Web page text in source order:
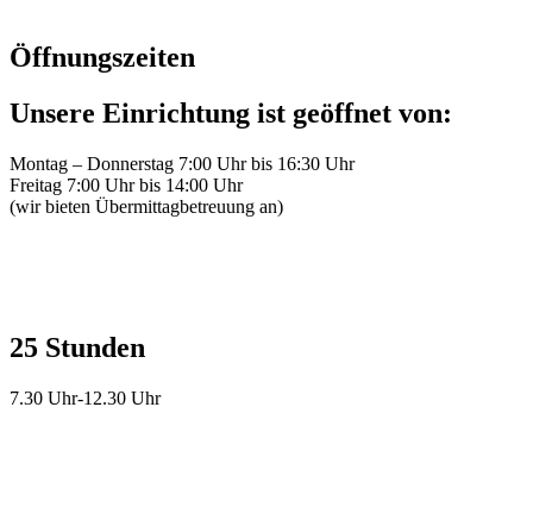
Öffnungszeiten
Unsere Einrichtung ist geöffnet von:
Montag – Donnerstag 7:00 Uhr bis 16:30 Uhr
Freitag 7:00 Uhr bis 14:00 Uhr
(wir bieten Übermittagbetreuung an)
25 Stunden
7.30 Uhr-12.30 Uhr